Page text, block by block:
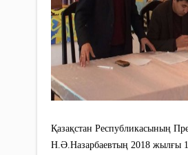
Қазақстан Республикасының
Н.Ə.Назарбаевтың 2018 жылғы